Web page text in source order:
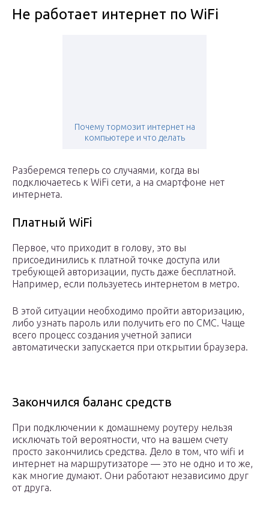
Не работает интернет по WiFi
Почему тормозит интернет на
компьютере и что делать
Разберемся теперь со случаями, когда вы
подключаетесь к WiFi сети, а на смартфоне нет
интернета.
Платный WiFi
Первое, что приходит в голову, это вы
присоединились к платной точке доступа или
требующей авторизации, пусть даже бесплатной.
Например, если пользуетесь интернетом в метро.
В этой ситуации необходимо пройти авторизацию,
либо узнать пароль или получить его по СМС. Чаще
всего процесс создания учетной записи
автоматически запускается при открытии браузера.
Закончился баланс средств
При подключении к домашнему роутеру нельзя
исключать той вероятности, что на вашем счету
просто закончились средства. Дело в том, что wifi и
интернет на маршрутизаторе — это не одно и то же,
как многие думают. Они работают независимо друг
от друга.